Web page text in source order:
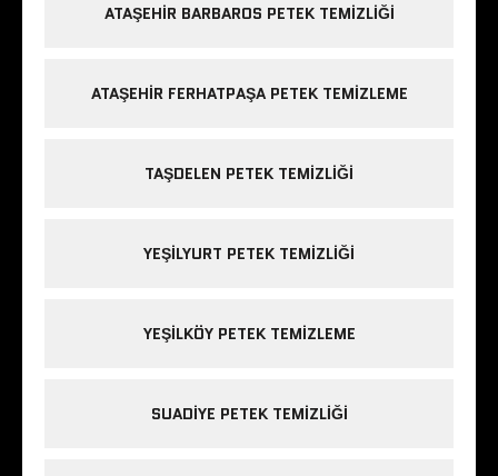
ATAŞEHIR BARBAROS PETEK TEMIZLIĞI
ATAŞEHIR FERHATPAŞA PETEK TEMIZLEME
TAŞDELEN PETEK TEMIZLIĞI
YEŞILYURT PETEK TEMIZLIĞI
YEŞILKÖY PETEK TEMIZLEME
SUADIYE PETEK TEMIZLIĞI